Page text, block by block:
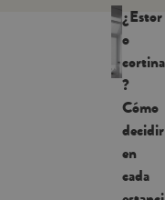
¿Estor
o
cortina
?
Cómo
decidir
en
cada